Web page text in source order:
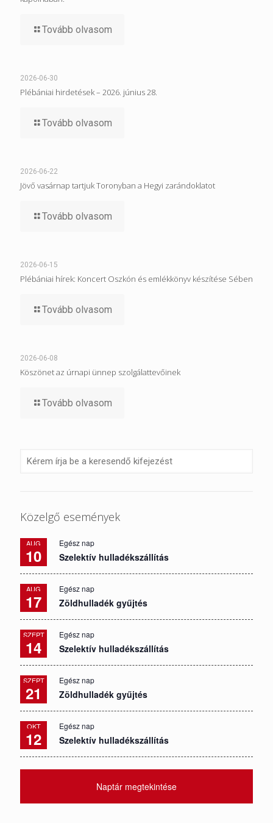
Tovább olvasom
2026-06-30
Plébániai hirdetések – 2026. június 28.
Tovább olvasom
2026-06-22
Jövő vasárnap tartjuk Toronyban a Hegyi zarándoklatot
Tovább olvasom
2026-06-15
Plébániai hírek: Koncert Oszkón és emlékkönyv készítése Sében
Tovább olvasom
2026-06-08
Köszönet az úrnapi ünnep szolgálattevőinek
Tovább olvasom
Közelgő események
AUG
10
Egész nap
Szelektív hulladékszállítás
AUG
17
Egész nap
Zöldhulladék gyűjtés
SZEPT
14
Egész nap
Szelektív hulladékszállítás
SZEPT
21
Egész nap
Zöldhulladék gyűjtés
OKT
12
Egész nap
Szelektív hulladékszállítás
Naptár megtekintése